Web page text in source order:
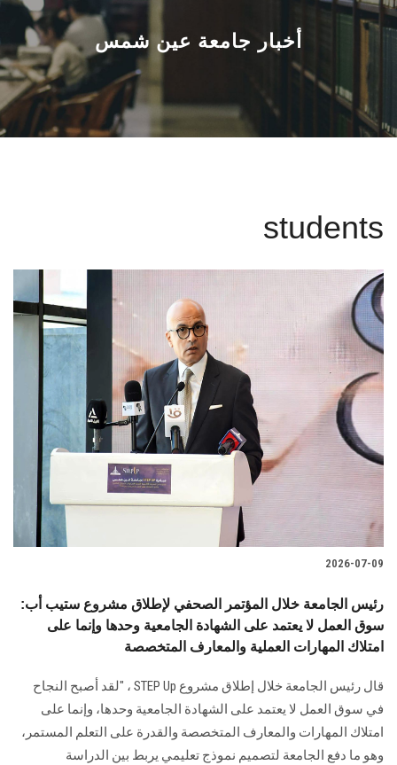
القطاعـات
الشئون الأكاديمية
البحث العلمي
الإعلام
تواصل معنا
الطلاب
هيئة التدريس
الدراسات العليا
الموظفون
سجل الان
أخبار جامعة عين شمس
students
2026-07-09
رئيس الجامعة خلال المؤتمر الصحفي لإطلاق مشروع ستيب أب:
سوق العمل لا يعتمد على الشهادة الجامعية وحدها وإنما على
امتلاك المهارات العملية والمعارف المتخصصة
قال رئيس الجامعة خلال إطلاق مشروع STEP Up ، "لقد أصبح النجاح
في سوق العمل لا يعتمد على الشهادة الجامعية وحدها، وإنما على
امتلاك المهارات والمعارف المتخصصة والقدرة على التعلم المستمر،
وهو ما دفع الجامعة لتصميم نموذج تعليمي يربط بين الدراسة